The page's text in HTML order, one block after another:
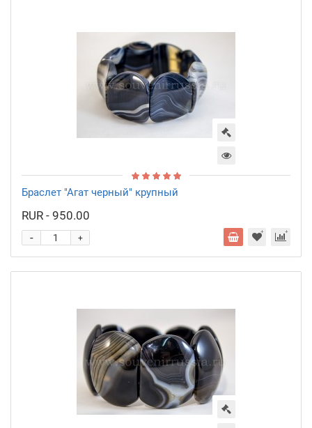
Браслет "Агат черный" крупный
RUR - 950.00
+
-